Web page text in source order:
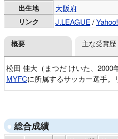
出生地 大阪府
リンク J.LEAGUE /Yahoo!
概要
松田 佳大（まつだ けいた、2000
MYFCに所属するサッカー選手。
主な受賞歴
京都サンガF.C.
レノファ山口
徳島ヴォルティス
総合成績